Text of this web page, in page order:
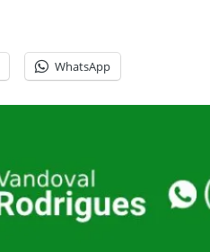
WhatsApp